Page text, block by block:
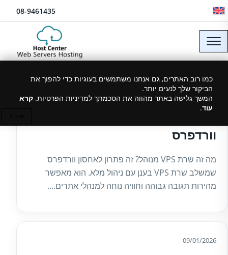
דלג לתוכן 08-9461435
כמו רוב האתרים, גם אנחנו משתמשים בעוגיות כדי להפוך את
הביקור שלך לנעים יותר.
המשך גלישה באתר מהווה את הסכמתך למדיניות הפרטיות. קרא
עוד.
01/07/2026
וורדפרס
מה זה שרת VPS מנוהל? זה פתרון לאחסון וורדפרס
שמשלב שרת VPS בענן עם ניהול מלא. הוא מאפשר
מהירות תגובה גבוהה וחוויה נוחה למנהלי אתרים....
09/01/2026